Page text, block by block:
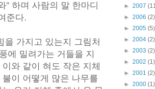
하며 사람의 말 한마디
준다.
가지고 있는지 그림처
에 밀려가는 거들을 지
와 같이 혀도 작은 지체
이 어떻게 많은 나무를
► 2007
► 2006 (2)
► 2005 (5)
► 2004 (2)
► 2003 (2)
► 2002 (1)
► 2001 (2)
► 2000 (1)